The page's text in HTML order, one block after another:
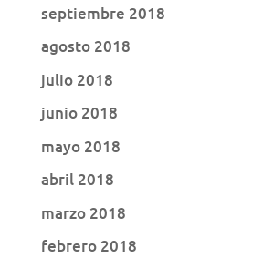
septiembre 2018
agosto 2018
julio 2018
junio 2018
mayo 2018
abril 2018
marzo 2018
febrero 2018